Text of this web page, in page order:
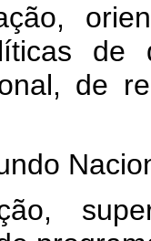
de
de